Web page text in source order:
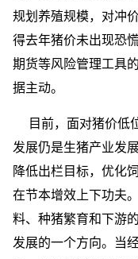
规划养殖规模，对冲
得去年猪价未出现恐
期货等风险管理工具
据主动。
目前，面对猪价低
发展仍是生猪产业发
降低出栏目标，优化
在节本增效上下功夫
料、种猪繁育和下游
发展的一个方向。当